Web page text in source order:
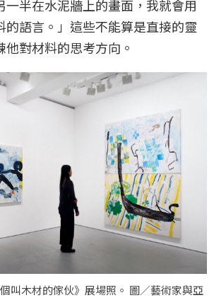
一半在水泥牆上的畫面，我就會用
的語言。」這些不能算是直接的靈
對材料的思考方向。
叫木材的傢伙》展場照。 圖／藝術家與亞